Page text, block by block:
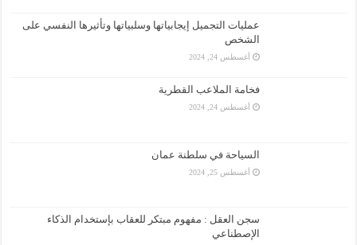
عمليات التجميل إيجابياتها وسلبياتها وتأثيرها النفسي على
الشخص
أغسطس 24, 2024
فخامة الملاعب القطرية
أغسطس 24, 2024
السياحة في سلطنة عمان
أغسطس 25, 2024
سجن العقل : مفهوم مبتكر للعقاب بإستخدام الذكاء
الإصطناعي